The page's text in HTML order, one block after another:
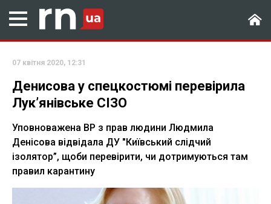
07 квітня 2020, 12:31
Денисова у спецкостюмі перевірила
Лук’янівське СІЗО
Уповноважена ВР з прав людини Людмила
Денісова відвідала ДУ "Київський слідчий
ізолятор”, щоби перевірити, чи дотримуються там
правил карантину